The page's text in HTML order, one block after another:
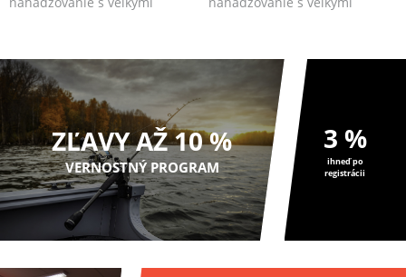
ZĽAVY AŽ 10 %
VERNOSTNÝ PROGRAM
3 %
ihneď po
registrácii